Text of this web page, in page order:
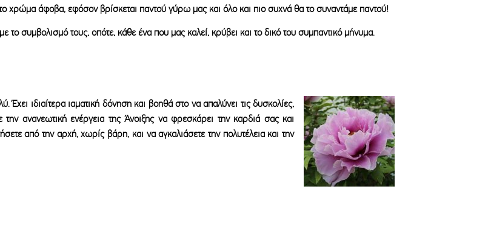
χρώμα άφοβα, εφόσον βρίσκεται παντού γύρω μας και όλο και πιο συχνά θα το συναντάμε παντού!
το συμβολισμό τους, οπότε, κάθε ένα που μας καλεί, κρύβει και το δικό του συμπαντικό μήνυμα.
ιδιαίτερα ιαματική δόνηση και βοηθά στο να απαλύνει τις δυσκολίες,
ανανεωτική ενέργεια της Άνοιξης να φρεσκάρει την καρδιά σας και
από την αρχή, χωρίς βάρη, και να αγκαλιάσετε την πολυτέλεια και την